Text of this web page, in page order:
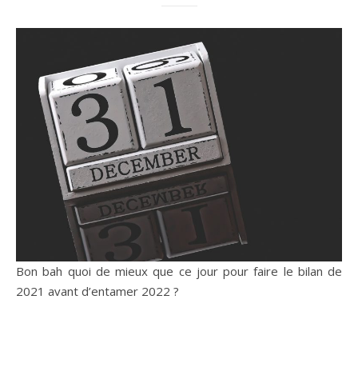
Bon bah quoi de mieux que ce jour pour faire le bilan de
2021 avant d’entamer 2022 ?